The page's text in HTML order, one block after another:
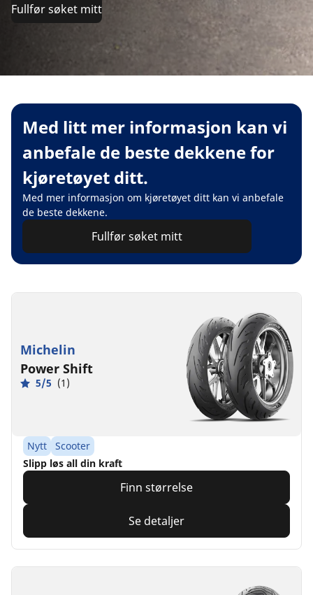
Fullfør søket mitt
Med litt mer informasjon kan vi
anbefale de beste dekkene for
kjøretøyet ditt.
Med mer informasjon om kjøretøyet ditt kan vi anbefale
de beste dekkene.
Fullfør søket mitt
Michelin
Power Shift
5/5 (1)
Nytt
Scooter
Slipp løs all din kraft
Finn størrelse
Se detaljer